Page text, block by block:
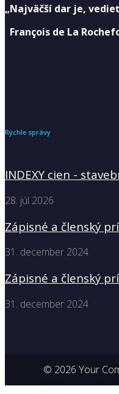
„Najväčší dar je,
François de La
Rýchle správy
INDEXY cien -
28. júl 2026
Zápisné a členský
31. december 2024
Zápisné a členský
31. december 2024
© 2026 Your